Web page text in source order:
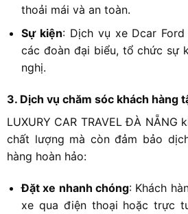
thoải mái và an toàn.
Sự kiện: Dịch vụ xe Dcar
các đoàn đại biểu, tổ chức sự
nghị.
3. Dịch vụ chăm sóc khách hàng
LUXURY CAR TRAVEL ĐÀ
chất lượng mà còn đảm bảo
hàng hoàn hảo:
Đặt xe nhanh chóng: Khách
xe qua điện thoại hoặc trực